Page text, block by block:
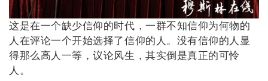
这是在一个缺少信仰的时代，一群不知信仰为何物的
人在评论一个开始选择了信仰的人。没有信仰的人显
得那么高人一等，议论风生，其实倒是真正的可怜
人。